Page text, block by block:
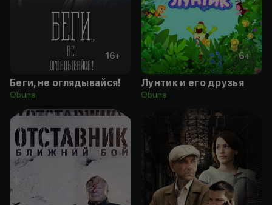
16+
Беги, не оглядывайся!
Obuna
6+
Лунтик и его друзья
Obuna